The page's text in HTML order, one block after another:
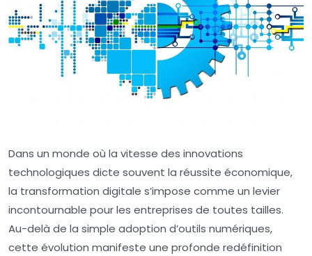
Dans un monde où la vitesse des innovations
technologiques dicte souvent la réussite économique,
la transformation digitale s’impose comme un levier
incontournable pour les entreprises de toutes tailles.
Au-delà de la simple adoption d’outils numériques,
cette évolution manifeste une profonde redéfinition